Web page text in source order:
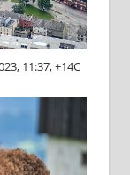
11:37, +14C